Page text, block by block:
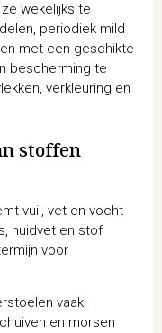
wekelijks te
periodiek mild
met een geschikte
bescherming te
verkleuring en
stoffen
vuil, vet en vocht
huidvet en stof
voor
vaak
en morsen